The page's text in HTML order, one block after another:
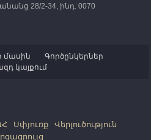
28/2-34, ինդ. 0070
մասին
Գործընկերներ
կայքում
Սփյուռք
Վերլուծություն